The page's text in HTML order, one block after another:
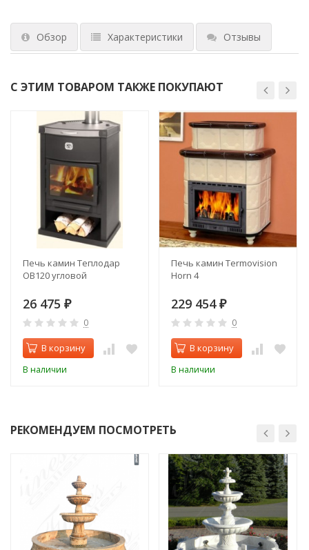
Обзор Характеристики Отзывы
С ЭТИМ ТОВАРОМ ТАКЖЕ ПОКУПАЮТ
Печь камин Теплодар
ОВ120 угловой
26 475 ₽
0
В корзину
В наличии
Печь камин Termovision
Horn 4
229 454 ₽
0
В корзину
В наличии
РЕКОМЕНДУЕМ ПОСМОТРЕТЬ